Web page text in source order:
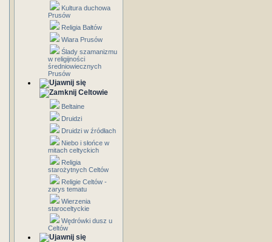
Kultura duchowa
Prusów
Religia Bałtów
Wiara Prusów
Ślady szamanizmu
w religijności
średniowiecznych
Prusów
Celtowie
Beltaine
Druidzi
Druidzi w źródłach
Niebo i słońce w
mitach celtyckich
Religia
starożytnych Celtów
Religie Celtów -
zarys tematu
Wierzenia
staroceltyckie
Wędrówki dusz u
Celtów